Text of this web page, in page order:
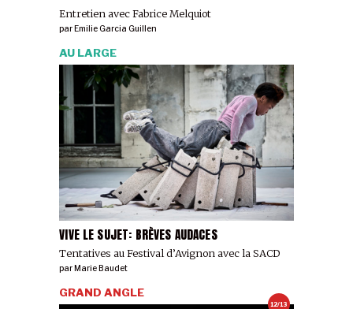
Entretien avec Fabrice Melquiot
parEmilie Garcia Guillen
VIVE LE SUJET: BRÈVES AUDACES
Tentatives au Festival d’Avignon avec la SACD
AU LARGE
par Marie Baudet
12/13
GRAND ANGLE